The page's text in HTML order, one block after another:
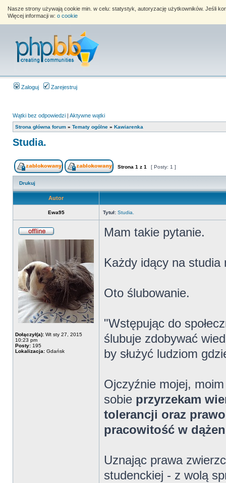
Nasze strony używają cookie min. w celu: statystyk, autoryzację użytkowników. Jeśli
Więcej informacji w: o cookie
Zaloguj Zarejestruj
Wątki bez odpowiedzi | Aktywne wątki
Strona główna forum » Tematy ogólne » Kawiarenka
Studia.
Strona 1 z 1 [ Posty: 1 ]
Drukuj
Autor
Ewa95 Tytuł: Studia.
Dołączył(a): Wt sty 27, 2015
10:23 pm
Posty: 195
Lokalizacja: Gdańsk
Mam takie pytanie.
Każdy idący na
Oto ślubowanie.
"Wstępując do
ślubuje zdobywać
by służyć ludziom
Ojczyźnie mojej,
sobie przyrzekam
tolerancji oraz
pracowitość w
Uznając prawa
studenckiej - z wolą